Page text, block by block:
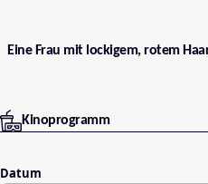
Eine Frau mit lockigem, rotem
Kinoprogramm
Datum